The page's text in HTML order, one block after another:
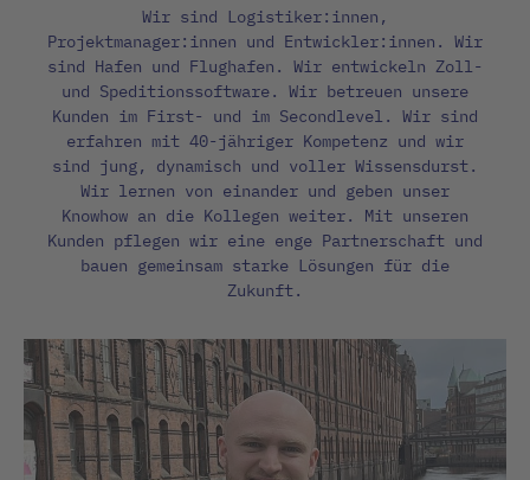
Wir sind Logistiker:innen,
Projektmanager:innen und Entwickler:innen. Wir
sind Hafen und Flughafen. Wir entwickeln Zoll-
und Speditionssoftware. Wir betreuen unsere
Kunden im First- und im Secondlevel. Wir sind
erfahren mit 40-jähriger Kompetenz und wir
sind jung, dynamisch und voller Wissensdurst.
Wir lernen von einander und geben unser
Knowhow an die Kollegen weiter. Mit unseren
Kunden pflegen wir eine enge Partnerschaft und
bauen gemeinsam starke Lösungen für die
Zukunft.